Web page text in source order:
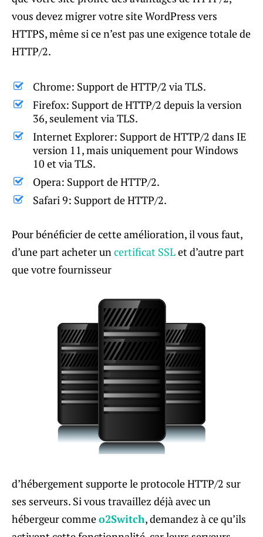
vous devez migrer votre site WordPress vers
HTTPS, même si ce n’est pas une exigence totale de
HTTP/2.
Chrome: Support de HTTP/2 via TLS.
Firefox: Support de HTTP/2 depuis la version
36, seulement via TLS.
Internet Explorer: Support de HTTP/2 dans IE
version 11, mais uniquement pour Windows
10 et via TLS.
Opera: Support de HTTP/2.
Safari 9: Support de HTTP/2.
Pour bénéficier de cette amélioration, il vous faut,
d’une part acheter uncertificat SSLet d’autre part
que votre fournisseur
d’hébergement supporte le protocole HTTP/2 sur
ses serveurs. Si vous travaillez déjà avec un
hébergeur commeo2Switch, demandez à ce qu’ils